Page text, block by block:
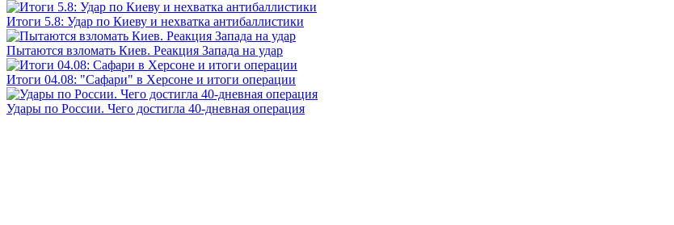
Итоги 5.8: Удар по Киеву и нехватка антибаллистики
Пытаются взломать Киев. Реакция Запада на удар
Итоги 04.08: "Сафари" в Херсоне и итоги операции
Удары по России. Чего достигла 40-дневная операция